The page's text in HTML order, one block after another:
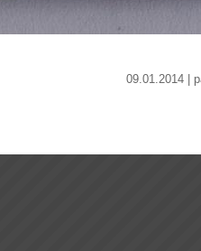
09.01.2014 |